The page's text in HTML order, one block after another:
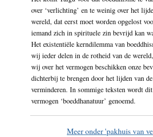
over ‘verlichting’ en te weinig over het
wereld, dat eerst moet worden opgelost
iemand zich in spirituele zin bevrijd kan
Het existentiële kerndilemma van
wij ieder delen in de rotheid van de
wij over het vermogen beschikken onze
dichterbij te brengen door het lijden van
verminderen. In sommige teksten wordt dit
vermogen ‘boeddhanatuur’ genoemd.
Meer onder 'pakhuis van